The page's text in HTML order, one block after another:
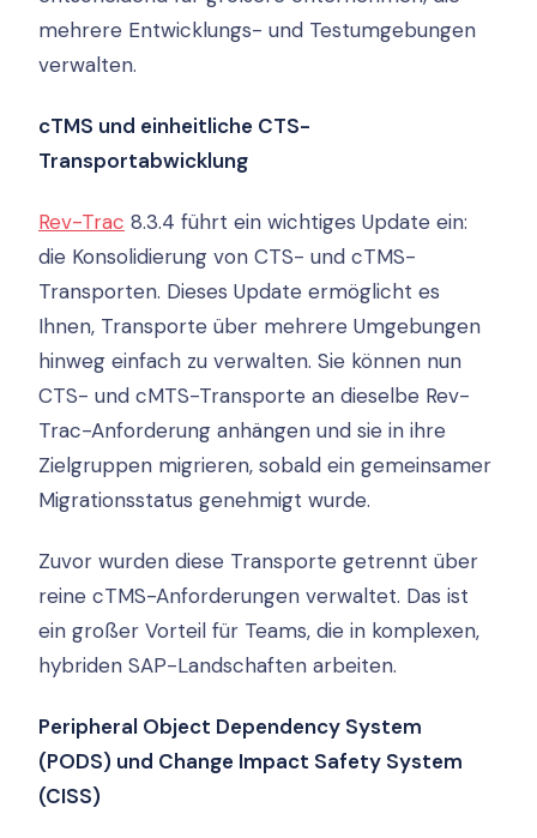
mehrere Entwicklungs- und Testumgebungen
verwalten.
cTMS und einheitliche CTS-
Transportabwicklung
Rev-Trac 8.3.4 führt ein wichtiges Update ein:
die Konsolidierung von CTS- und cTMS-
Transporten. Dieses Update ermöglicht es
Ihnen, Transporte über mehrere Umgebungen
hinweg einfach zu verwalten. Sie können nun
CTS- und cMTS-Transporte an dieselbe Rev-
Trac-Anforderung anhängen und sie in ihre
Zielgruppen migrieren, sobald ein gemeinsamer
Migrationsstatus genehmigt wurde.
Zuvor wurden diese Transporte getrennt über
reine cTMS-Anforderungen verwaltet. Das ist
ein großer Vorteil für Teams, die in komplexen,
hybriden SAP-Landschaften arbeiten.
Peripheral Object Dependency System
(PODS) und Change Impact Safety System
(CISS)